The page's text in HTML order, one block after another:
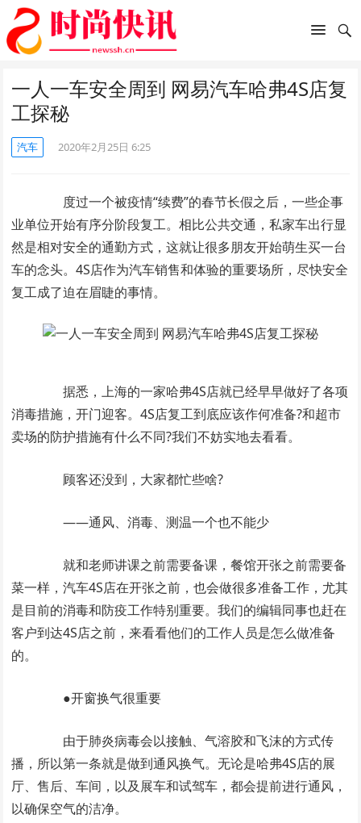
一人一车安全周到 网易汽车哈弗4S店复
工探秘
汽车 2020年2月25日 6:25
度过一个被疫情“续费”的春节长假之后，一些企事
业单位开始有序分阶段复工。相比公共交通，私家车出行显
然是相对安全的通勤方式，这就让很多朋友开始萌生买一台
车的念头。4S店作为汽车销售和体验的重要场所，尽快安全
复工成了迫在眉睫的事情。
据悉，上海的一家哈弗4S店就已经早早做好了各项
消毒措施，开门迎客。4S店复工到底应该作何准备?和超市
卖场的防护措施有什么不同?我们不妨实地去看看。
顾客还没到，大家都忙些啥?
——通风、消毒、测温一个也不能少
就和老师讲课之前需要备课，餐馆开张之前需要备
菜一样，汽车4S店在开张之前，也会做很多准备工作，尤其
是目前的消毒和防疫工作特别重要。我们的编辑同事也赶在
客户到达4S店之前，来看看他们的工作人员是怎么做准备
的。
●开窗换气很重要
由于肺炎病毒会以接触、气溶胶和飞沫的方式传
播，所以第一条就是做到通风换气。无论是哈弗4S店的展
厅、售后、车间，以及展车和试驾车，都会提前进行通风，
以确保空气的洁净。